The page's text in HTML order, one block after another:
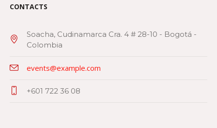
CONTACTS
Soacha, Cudinamarca Cra. 4 # 28-10 - Bogotá -
Colombia
events@example.com
+601 722 36 08